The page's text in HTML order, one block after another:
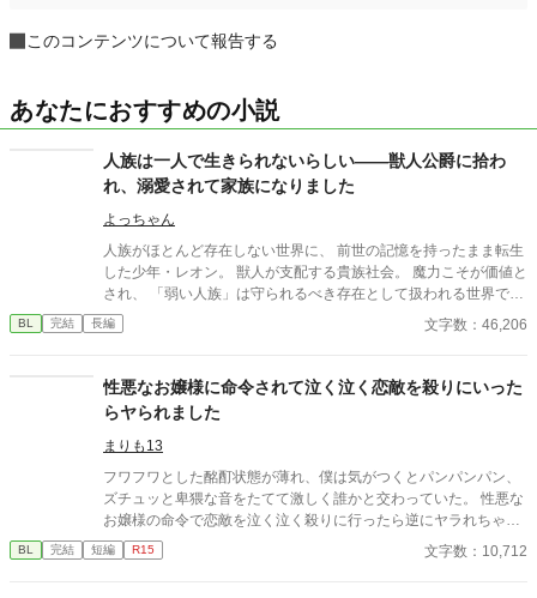
このコンテンツについて報告する
あなたにおすすめの小説
人族は一人で生きられないらしい――獣人公爵に拾わ
れ、溺愛されて家族になりました
よっちゃん
人族がほとんど存在しない世界に、 前世の記憶を持ったまま転生
した少年・レオン。 獣人が支配する貴族社会。 魔力こそが価値と
され、 「弱い人族」は守られるべき存在として扱われる世界で、
レオンは常識の違いに戸惑いながらも必死に生きようとする。 そ
んな彼を拾ったのは、 辺境を治める獣人公爵アルト。 寡黙で冷
溺愛され、守られ、育てられる日々。 だが、レオンはただ守られ
るだけの存在で終わることを選ばない。 学院での出会い。 貴族社
会に潜む差別と陰謀。 そして「番」という、深く重い絆。 レオン
は学び、考え、 自分にしかできない魔法理論を武器に、 少しず
つ“並び立つ覚悟”を身につけていく。 獣人と人族。 価値観も、立
場も、すべてが違う二人が、 それでも選び合い、家族になるまで
の物語。 溺愛×成長×異世界BL。 読後に残るのは、 「ここに居場
所があっていい」と思える、あたたかな幸福。
BL 完結 長編 文字数：46,206
性悪なお嬢様に命令されて泣く泣く恋敵を殺りにいった
らヤられました
まりも13
フワフワとした酩酊状態が薄れ、僕は気がつくとパンパンパン、
ズチュッと卑猥な音をたてて激しく誰かと交わっていた。 性悪な
お嬢様の命令で恋敵を泣く泣く殺りに行ったら逆にヤラれちゃっ
た、ちょっとアホな子の話です。 （ムーンライトノベルにも掲載
しています）
BL 完結 短編 R15 文字数：10,712